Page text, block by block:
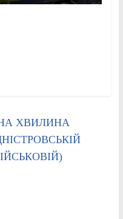
ХВИЛИНА